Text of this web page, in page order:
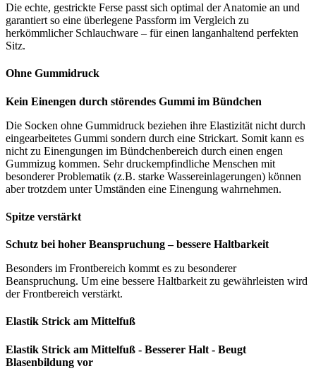
Die echte, gestrickte Ferse passt sich optimal der Anatomie an und
garantiert so eine überlegene Passform im Vergleich zu
herkömmlicher Schlauchware – für einen langanhaltend perfekten
Sitz.
Ohne Gummidruck
Kein Einengen durch störendes Gummi im Bündchen
Die Socken ohne Gummidruck beziehen ihre Elastizität nicht durch
eingearbeitetes Gummi sondern durch eine Strickart. Somit kann es
nicht zu Einengungen im Bündchenbereich durch einen engen
Gummizug kommen. Sehr druckempfindliche Menschen mit
besonderer Problematik (z.B. starke Wassereinlagerungen) können
aber trotzdem unter Umständen eine Einengung wahrnehmen.
Spitze verstärkt
Schutz bei hoher Beanspruchung – bessere Haltbarkeit
Besonders im Frontbereich kommt es zu besonderer
Beanspruchung. Um eine bessere Haltbarkeit zu gewährleisten wird
der Frontbereich verstärkt.
Elastik Strick am Mittelfuß
Elastik Strick am Mittelfuß - Besserer Halt - Beugt
Blasenbildung vor